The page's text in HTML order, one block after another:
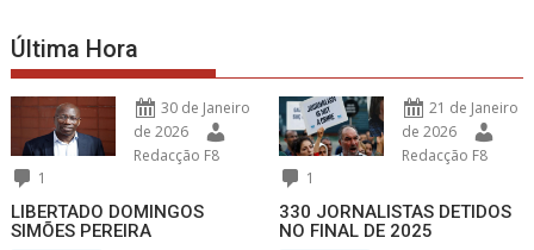
Última Hora
30 de Janeiro
de 2026
Redacção F8
1
LIBERTADO DOMINGOS
SIMÕES PEREIRA
21 de Janeiro
de 2026
Redacção F8
1
330 JORNALISTAS DETIDOS
NO FINAL DE 2025